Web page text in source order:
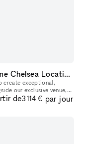
Exquisite Art Gallery Space in Prime Chelsea Location
create exceptional,
our exclusive venue,
to help you
de3 114 € par jour